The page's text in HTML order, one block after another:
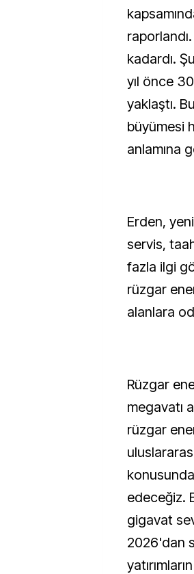
kadardı.
yıl önce
yaklaştı.
büyümesi
anlamına
Erden,
servis,
fazla ilgi
rüzgar
alanlara
Rüzgar
megavatı
rüzgar
edeceğiz.
gigavat
2026'dan